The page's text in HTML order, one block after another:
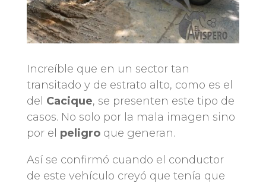
Increíble que en un sector tan
transitado y de estrato alto, como es el
del Cacique, se presenten este tipo de
casos. No solo por la mala imagen sino
por el peligroque generan.
Así se confirmó cuando el conductor
de este vehículo creyó que tenía que